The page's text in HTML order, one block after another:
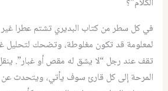
الكلام”؟
في كل سطر من كتاب البديري تشتم عطرا
لمعلومة قد تكون مغلوطة، وتضحك لتحليل
تقف عند رجل “لا يشق له مقص أو غبار”.
المرحة إلى كل قارئ سوف يأتي، ويتحدث عن